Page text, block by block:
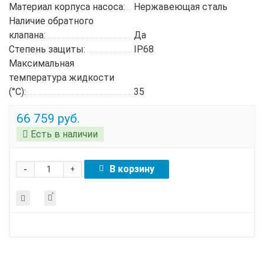
Материал корпуса насоса:
Нержавеющая сталь
Наличие обратного
клапана:
Да
Степень защиты:
IP68
Максимальная
температура жидкости
(°C):
35
66 759 руб.
Есть в наличии
+
- В корзину